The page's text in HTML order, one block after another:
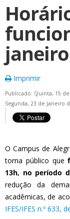
Imprimir
Publicado: Quinta, 15
Segunda, 23 de Janeiro
O Campus de
torna público que
13h, no período
redução da
acadêmicas, de
IFES/IFES n.º 633,